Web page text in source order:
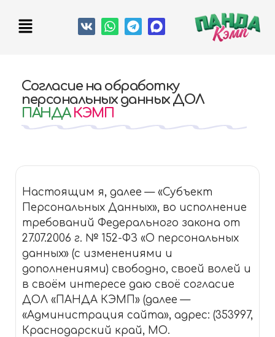
Согласие на обработку
персональных данных ДОЛ
ПАНДА КЭМП
Настоящим я, далее — «Субъект
Персональных Данных», во исполнение
требований Федерального закона от
27.07.2006 г. № 152-ФЗ «О персональных
данных» (с изменениями и
дополнениями) свободно, своей волей и
в своём интересе даю своё согласие
ДОЛ «ПАНДА КЭМП» (далее —
«Администрация сайта», адрес: (353997,
Краснодарский край, МО.